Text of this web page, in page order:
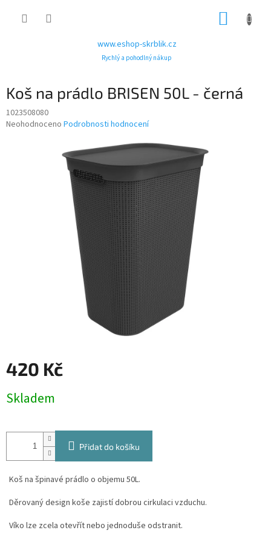
www.eshop-skrblik.cz
Rychlý a pohodlný nákup
Koš na prádlo BRISEN 50L - černá
1023508080
Průměrné
Neohodnoceno Podrobnosti hodnocení
420 Kč
cena:
Skladem
Přidat do košíku
Koš na špinavé prádlo o objemu 50L.
Děrovaný design koše zajistí dobrou cirkulaci vzduchu.
Víko lze zcela otevřít nebo jednoduše odstranit.